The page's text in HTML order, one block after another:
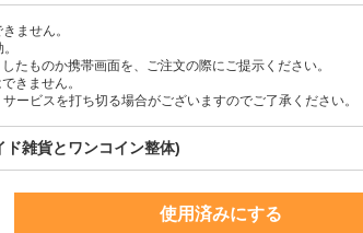
ません。
たものか携帯画面を、ご注文の際にご提示ください。
きません。
ービスを打ち切る場合がございますのでご了承ください。
雑貨とワンコイン整体)
使用済みにする